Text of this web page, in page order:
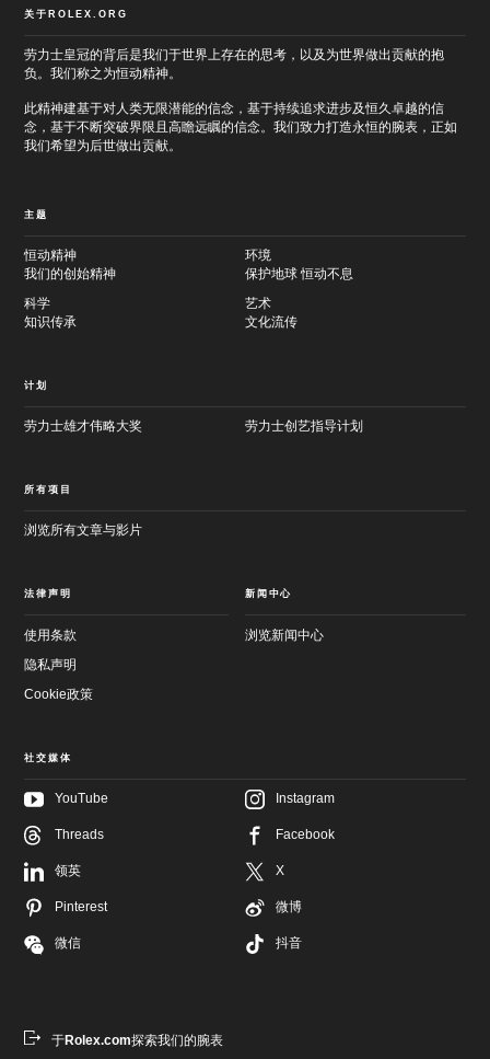
跳
至
主
内
至
尾
关于ROLEX.ORG
劳力士皇冠的背后是我们于世界上存在的思考，以及为世界做出贡献的抱
负。我们称之为恒动精神。
此精神建基于对人类无限潜能的信念，基于持续追求进步及恒久卓越的信
念，基于不断突破界限且高瞻远瞩的信念。我们致力打造永恒的腕表，正如
我们希望为后世做出贡献。
主题
恒动精神
我们的创始精神
环境
保护地球 恒动不息
科学
知识传承
艺术
文化流传
计划
劳力士雄才伟略大奖 劳力士创艺指导计划
所有项目
浏览所有文章与影片
法律声明
使用条款
隐私声明
Cookie政策
新闻中心
浏览新闻中心
社交媒体
YouTube Instagram
Threads Facebook
领英 X
Pinterest 微博
微信 抖音
于Rolex.com探索我们的腕表